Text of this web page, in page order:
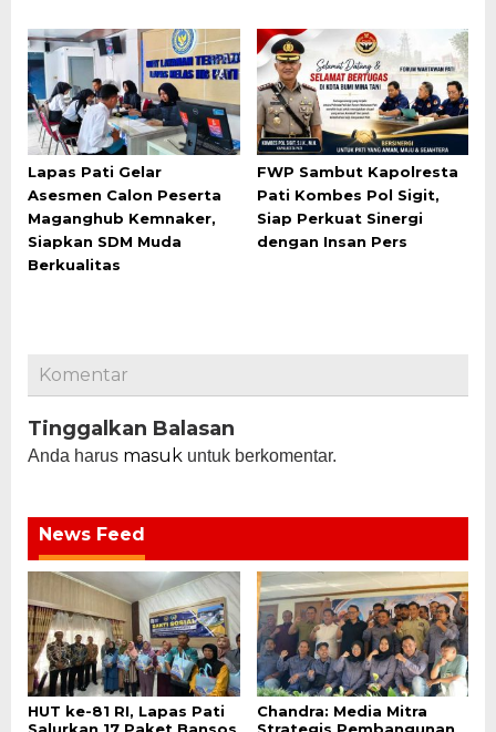
Lapas Pati Gelar
Asesmen Calon Peserta
Maganghub Kemnaker,
Siapkan SDM Muda
Berkualitas
FWP Sambut Kapolresta
Pati Kombes Pol Sigit,
Siap Perkuat Sinergi
dengan Insan Pers
Komentar
Tinggalkan Balasan
Anda harus masuk untuk berkomentar.
News Feed
HUT ke-81 RI, Lapas Pati
Chandra: Media Mitra